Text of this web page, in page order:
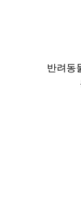
반려동